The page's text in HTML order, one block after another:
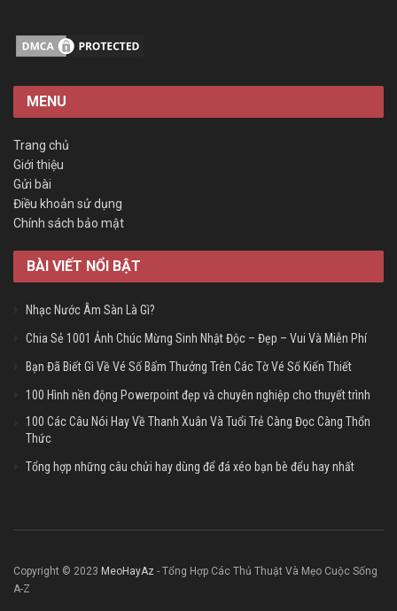
MENU
Trang chủ
Giới thiệu
Gửi bài
Điều khoản sử dụng
Chính sách bảo mật
BÀI VIẾT NỔI BẬT
Nhạc Nước Âm Sàn Là Gì?
Chia Sẻ 1001 Ảnh Chúc Mừng Sinh Nhật Độc – Đẹp – Vui Và Miễn Phí
Bạn Đã Biết Gì Về Vé Số Bấm Thưởng Trên Các Tờ Vé Số Kiến Thiết
100 Hình nền động Powerpoint đẹp và chuyên nghiệp cho thuyết trình
100 Các Câu Nói Hay Về Thanh Xuân Và Tuổi Trẻ Càng Đọc Càng Thổn
Thức
Tổng hợp những câu chửi hay dùng để đá xéo bạn bè đểu hay nhất
Copyright © 2023 MeoHayAz - Tổng Hợp Các Thủ Thuật Và Mẹo Cuộc Sống
A-Z